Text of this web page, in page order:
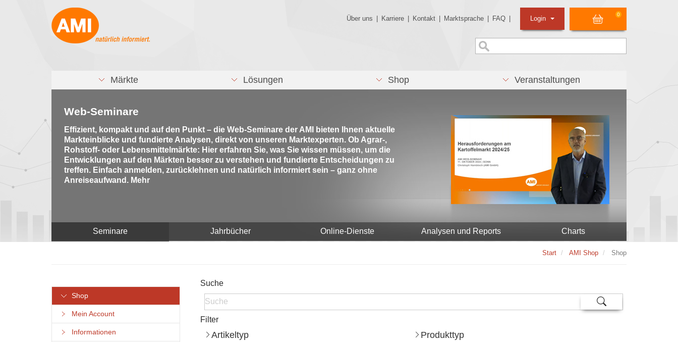
Über uns Karriere Kontakt Marktsprache FAQ
0
Login
Märkte Lösungen Shop Veranstaltungen
Web-Seminare
Effizient, kompakt und auf den Punkt – die Web-Seminare der AMI bieten Ihnen aktuelle
Markteinblicke und fundierte Analysen, direkt von unseren Marktexperten. Ob Agrar-,
Rohstoff- oder Lebensmittelmärkte: Hier erfahren Sie, was Sie wissen müssen, um die
Entwicklungen auf den Märkten besser zu verstehen und fundierte Entscheidungen zu
treffen. Einfach anmelden, zurücklehnen und natürlich informiert sein – ganz ohne
Anreiseaufwand. Mehr
Seminare Jahrbücher Online-Dienste Analysen und Reports Charts
Start AMI Shop Shop
Shop
Mein Account
Informationen
Suche
Filter
Artikeltyp Produkttyp